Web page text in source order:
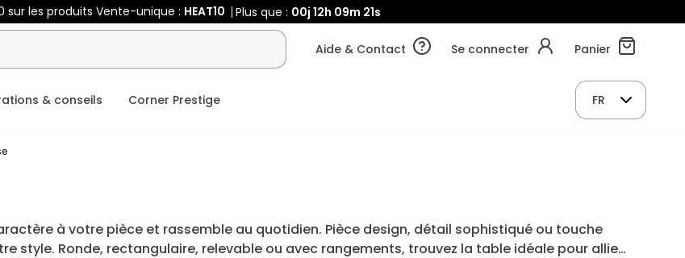
sur les produits Vente-unique : HEAT10 Plus que : 00j 12h 09m 20s
Aide & Contact Se connecter Panier
& conseils Corner Prestige FR
à votre pièce et rassemble au quotidien. Pièce design, détail sophistiqué ou touche
style. Ronde, rectangulaire, relevable ou avec rangements, trouvez la table idéale pour allier